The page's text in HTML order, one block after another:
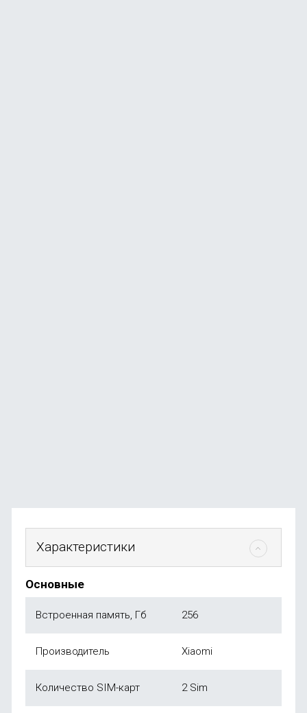
Характеристики
Основные
Встроенная память, Гб 256
Производитель Xiaomi
Количество SIM-карт 2 Sim